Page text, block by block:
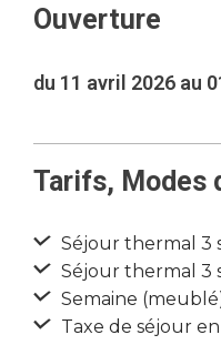
Ouverture
du 11 avril 2026 au
Tarifs, Modes
Séjour thermal 3
Séjour thermal 3
Semaine
Taxe de séjour